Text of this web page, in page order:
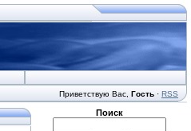
Приветствую Вас Гость · RSS
Поиск